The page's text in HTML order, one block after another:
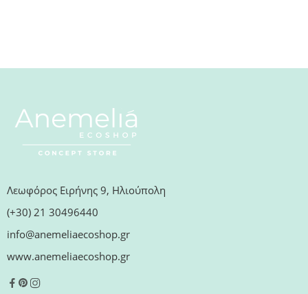
Λεωφόρος Ειρήνης 9, Ηλιούπολη
(+30) 21 30496440
info@anemeliaecoshop.gr
www.anemeliaecoshop.gr